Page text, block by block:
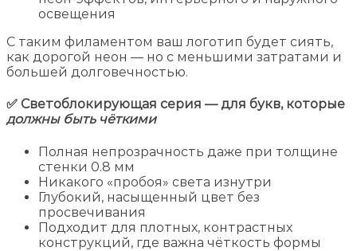
освещения
С таким филаментом ваш логотип будет сиять,
как дорогой неон — но с меньшими затратами и
большей долговечностью.
✅ Светоблокирующая серия — для букв, которые
должны быть чёткими
Полная непрозрачность даже при толщине
стенки 0.8 мм
Никакого «пробоя» света изнутри
Глубокий, насыщенный цвет без
просвечивания
Подходит для плотных, контрастных
конструкций, где важна чёткость формы